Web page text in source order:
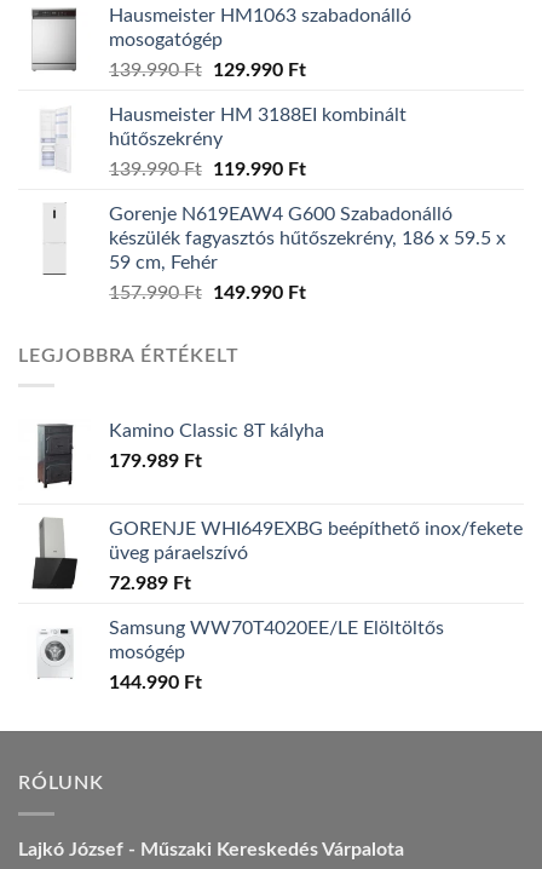
Hausmeister HM1063 szabadonálló
mosogatógép
139.990Ft
Original
was:
139.990 Ft.
129.990 FtCurrent
is:
Hausmeister HM 3188EI kombinált
hűtőszekrény
139.990Ft
Original
was:
139.990 Ft.
119.990 FtCurrent
is:
119.990 Ft.
Gorenje N619EAW4 G600 Szabadonálló
készülék fagyasztós hűtőszekrény, 186 x 59.5 x
59 cm, Fehér
157.990Ft
Original
157.990 Ft.
149.990 FtCurrent
LEGJOBBRA ÉRTÉKELT
Kamino Classic 8T kályha
179.989 Ft
GORENJE WHI649EXBG beépíthető inox/fekete
üveg páraelszívó
72.989 Ft
Samsung WW70T4020EE/LE Elöltöltős
mosógép
144.990 Ft
RÓLUNK
Lajkó József - Műszaki Kereskedés Várpalota